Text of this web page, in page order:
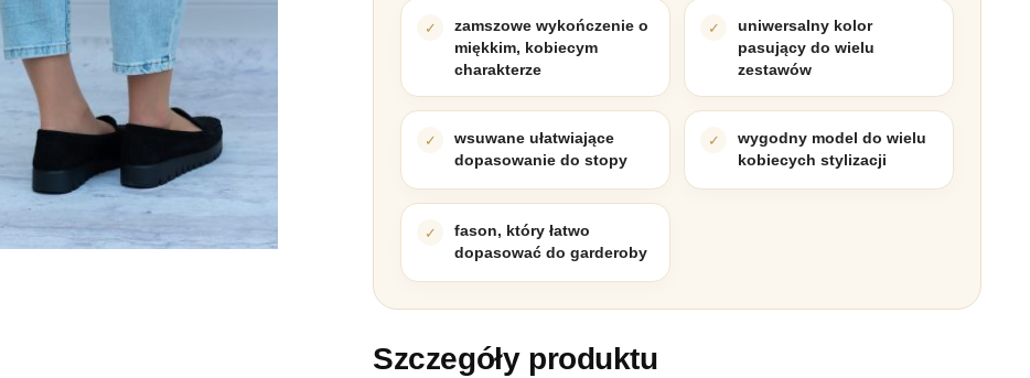
zamszowe wykończenie o
miękkim, kobiecym
charakterze
uniwersalny kolor
pasujący do wielu
zestawów
wsuwane ułatwiające
dopasowanie do stopy
wygodny model do wielu
kobiecych stylizacji
fason, który łatwo
dopasować do garderoby
Szczegóły produktu